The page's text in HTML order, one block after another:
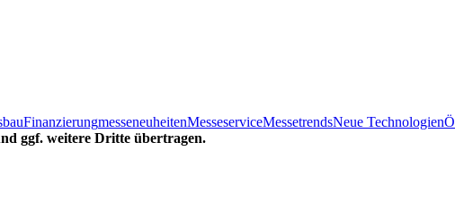
FinanzierungmesseneuheitenMesseserviceMessetrendsNeue Technologien
ggf. weitere Dritte übertragen.